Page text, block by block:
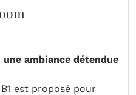
ambiance détendue
est proposé pour